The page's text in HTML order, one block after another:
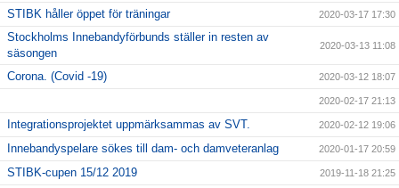
STIBK håller öppet för träningar 2020-03-17 17:30
Stockholms Innebandyförbunds ställer in resten av
säsongen
2020-03-13 11:08
Corona. (Covid -19) 2020-03-12 18:07
2020-02-17 21:13
Integrationsprojektet uppmärksammas av SVT. 2020-02-12 19:06
Innebandyspelare sökes till dam- och damveteranlag 2020-01-17 20:59
STIBK-cupen 15/12 2019 2019-11-18 21:25